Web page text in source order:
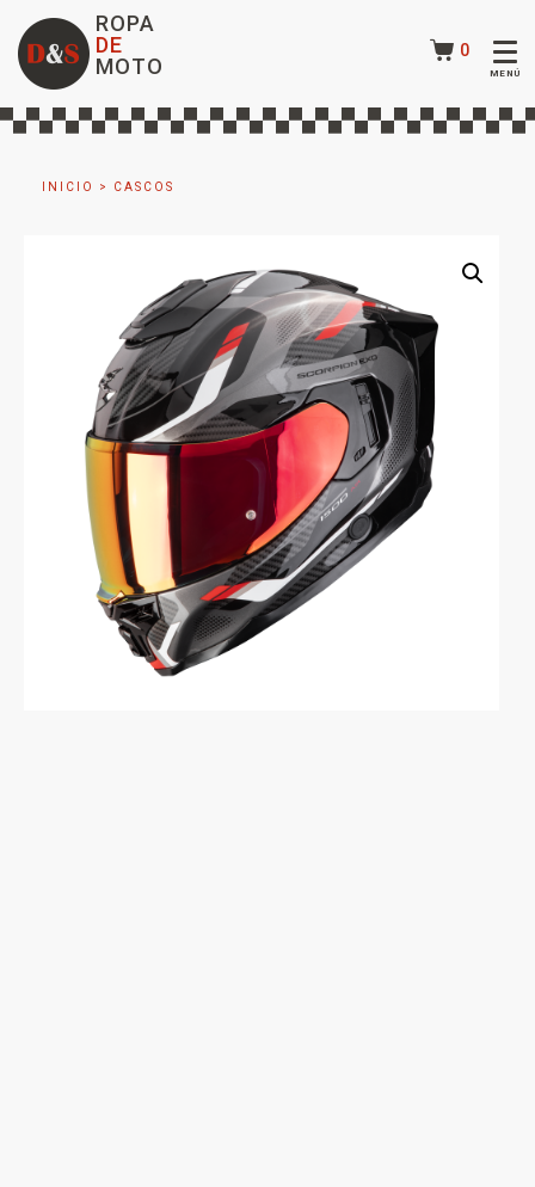
ROPA
DE
MOTO
0
INICIO > CASCOS